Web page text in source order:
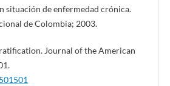
situación de enfermedad crónica.
de Colombia; 2003.
Journal of the American